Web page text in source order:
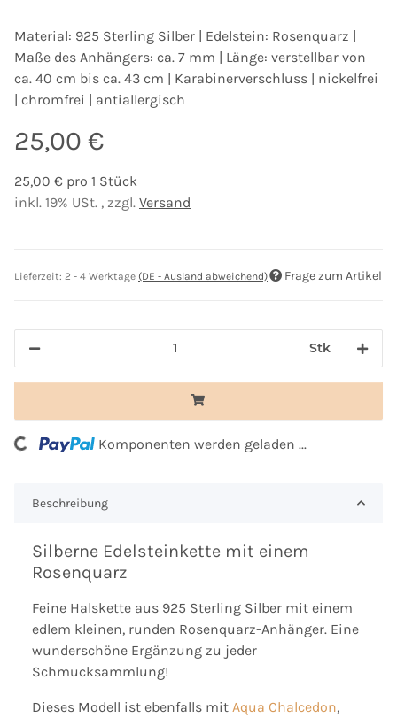
Material: 925 Sterling Silber | Edelstein: Rosenquarz |
Maße des Anhängers: ca. 7 mm | Länge: verstellbar von
ca. 40 cm bis ca. 43 cm | Karabinerverschluss | nickelfrei
| chromfrei | antiallergisch
25,00 €
25,00 € pro 1 Stück
inkl. 19% USt. , zzgl. Versand
Lieferzeit: 2 - 4 Werktage (DE - Ausland abweichend) Frage zum Artikel
Stk
Loading... Komponenten werden geladen ...
Beschreibung
Silberne Edelsteinkette mit einem
Rosenquarz
Feine Halskette aus 925 Sterling Silber mit einem
edlem kleinen, runden Rosenquarz-Anhänger. Eine
wunderschöne Ergänzung zu jeder
Schmucksammlung!
Dieses Modell ist ebenfalls mit Aqua Chalcedon,